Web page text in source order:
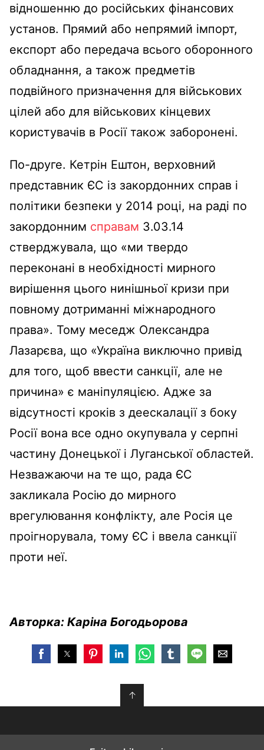
відношенню до російських фінансових
установ. Прямий або непрямий імпорт,
експорт або передача всього оборонного
обладнання, а також предметів
подвійного призначення для військових
цілей або для військових кінцевих
користувачів в Росії також заборонені.
По-друге. Кетрін Ештон, верховний
представник ЄС із закордонних справ і
політики безпеки у 2014 році, на раді по
закордонним справам 3.03.14
стверджувала, що «ми твердо
переконані в необхідності мирного
вирішення цього нинішньої кризи при
повному дотриманні міжнародного
права». Тому меседж Олександра
Лазарєва, що «Україна виключно привід
для того, щоб ввести санкції, але не
причина» є маніпуляцією. Адже за
відсутності кроків з деескалації з боку
Росії вона все одно окупувала у серпні
частину Донецької і Луганської областей.
Незважаючи на те що, рада ЄС
закликала Росію до мирного
врегулювання конфлікту, але Росія це
проігнорувала, тому ЄС і ввела санкції
проти неї.
Авторка: Каріна Богодьорова
↑